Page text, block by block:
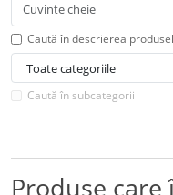
Caută în descrierea
Caută în subcategorii
Produse